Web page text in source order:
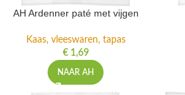
AH Ardenner paté met vijgen
Kaas, vleeswaren, tapas
€1,69
NAAR AH